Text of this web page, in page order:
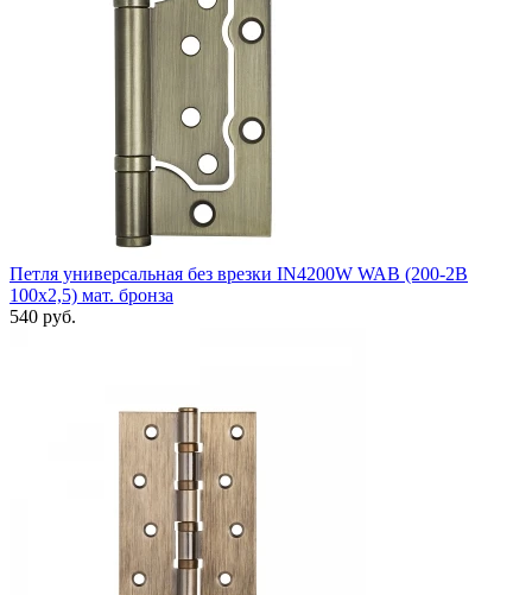
Петля универсальная без врезки IN4200W WAB (200-2B
100x2,5) мат. бронза
540 руб.